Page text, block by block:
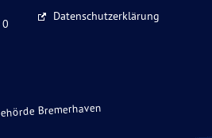
Datenschutzerklärung
Bremerhaven